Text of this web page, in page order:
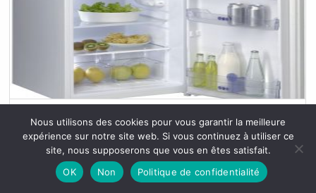
Réfrigérateur top whirlpool arc104a+s silver
Nous utilisons des cookies pour vous garantir la meilleure
expérience sur notre site web. Si vous continuez à utiliser ce
site, nous supposerons que vous en êtes satisfait.
OK
Non Politique de confidentialité